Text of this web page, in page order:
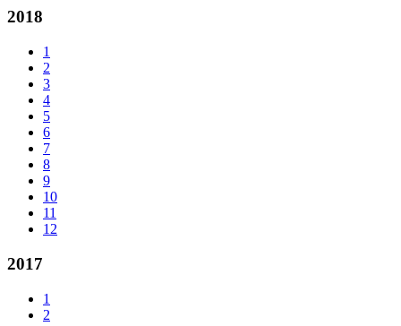
2018
1
2
3
4
5
6
7
8
9
10
11
12
2017
1
2